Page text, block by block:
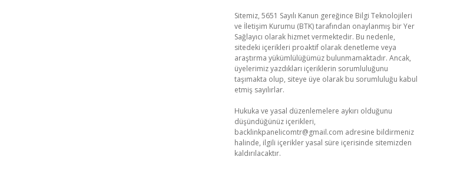
Sitemiz, 5651 Sayılı Kanun gereğince Bilgi Teknolojileri
ve İletişim Kurumu (BTK) tarafından onaylanmış bir Yer
Sağlayıcı olarak hizmet vermektedir. Bu nedenle,
sitedeki içerikleri proaktif olarak denetleme veya
araştırma yükümlülüğümüz bulunmamaktadır. Ancak,
üyelerimiz yazdıkları içeriklerin sorumluluğunu
taşımakta olup, siteye üye olarak bu sorumluluğu kabul
etmiş sayılırlar.
Hukuka ve yasal düzenlemelere aykırı olduğunu
düşündüğünüz içerikleri,
backlinkpanelicomtr@gmail.com adresine bildirmeniz
halinde, ilgili içerikler yasal süre içerisinde sitemizden
kaldırılacaktır.